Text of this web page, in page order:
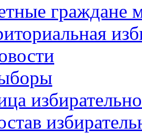
граждане